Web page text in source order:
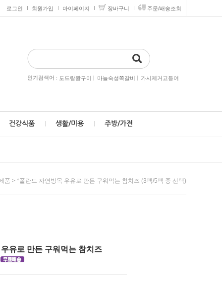
로그인 회원가입 마이페이지 장바구니 주문/배송조회
인기검색어 : 도드람왕구이 | 마늘숙성쪽갈비 | 가시제거고등어
건강식품 생활/미용 주방/가전
품 > *폴란드 자연방목 우유로 만든 구워먹는 참치즈 (3팩/5팩 중 선택)
유로 만든 구워먹는 참치즈